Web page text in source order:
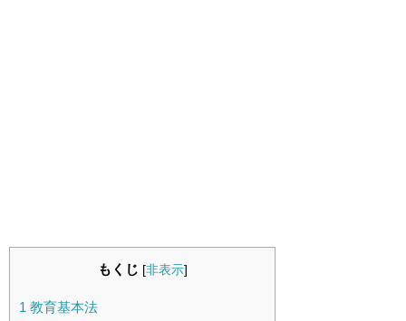
もくじ [非表示]
1 教育基本法